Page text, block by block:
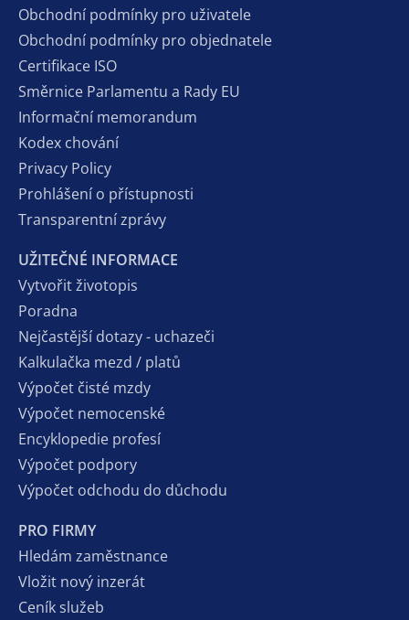
Obchodní podmínky pro uživatele
Obchodní podmínky pro objednatele
Certifikace ISO
Směrnice Parlamentu a Rady EU
Informační memorandum
Kodex chování
Privacy Policy
Prohlášení o přístupnosti
Transparentní zprávy
UŽITEČNÉ INFORMACE
Vytvořit životopis
Poradna
Nejčastější dotazy - uchazeči
Kalkulačka mezd / platů
Výpočet čisté mzdy
Výpočet nemocenské
Encyklopedie profesí
Výpočet podpory
Výpočet odchodu do důchodu
PRO FIRMY
Hledám zaměstnance
Vložit nový inzerát
Ceník služeb